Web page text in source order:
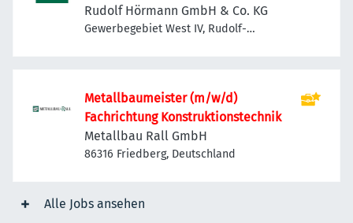
Rudolf Hörmann GmbH & Co. KG
Gewerbegebiet West IV, Rudolf-
Metallbaumeister (m/w/d)
Fachrichtung Konstruktionstechnik
Metallbau Rall GmbH
86316 Friedberg, Deutschland
Alle Jobs ansehen